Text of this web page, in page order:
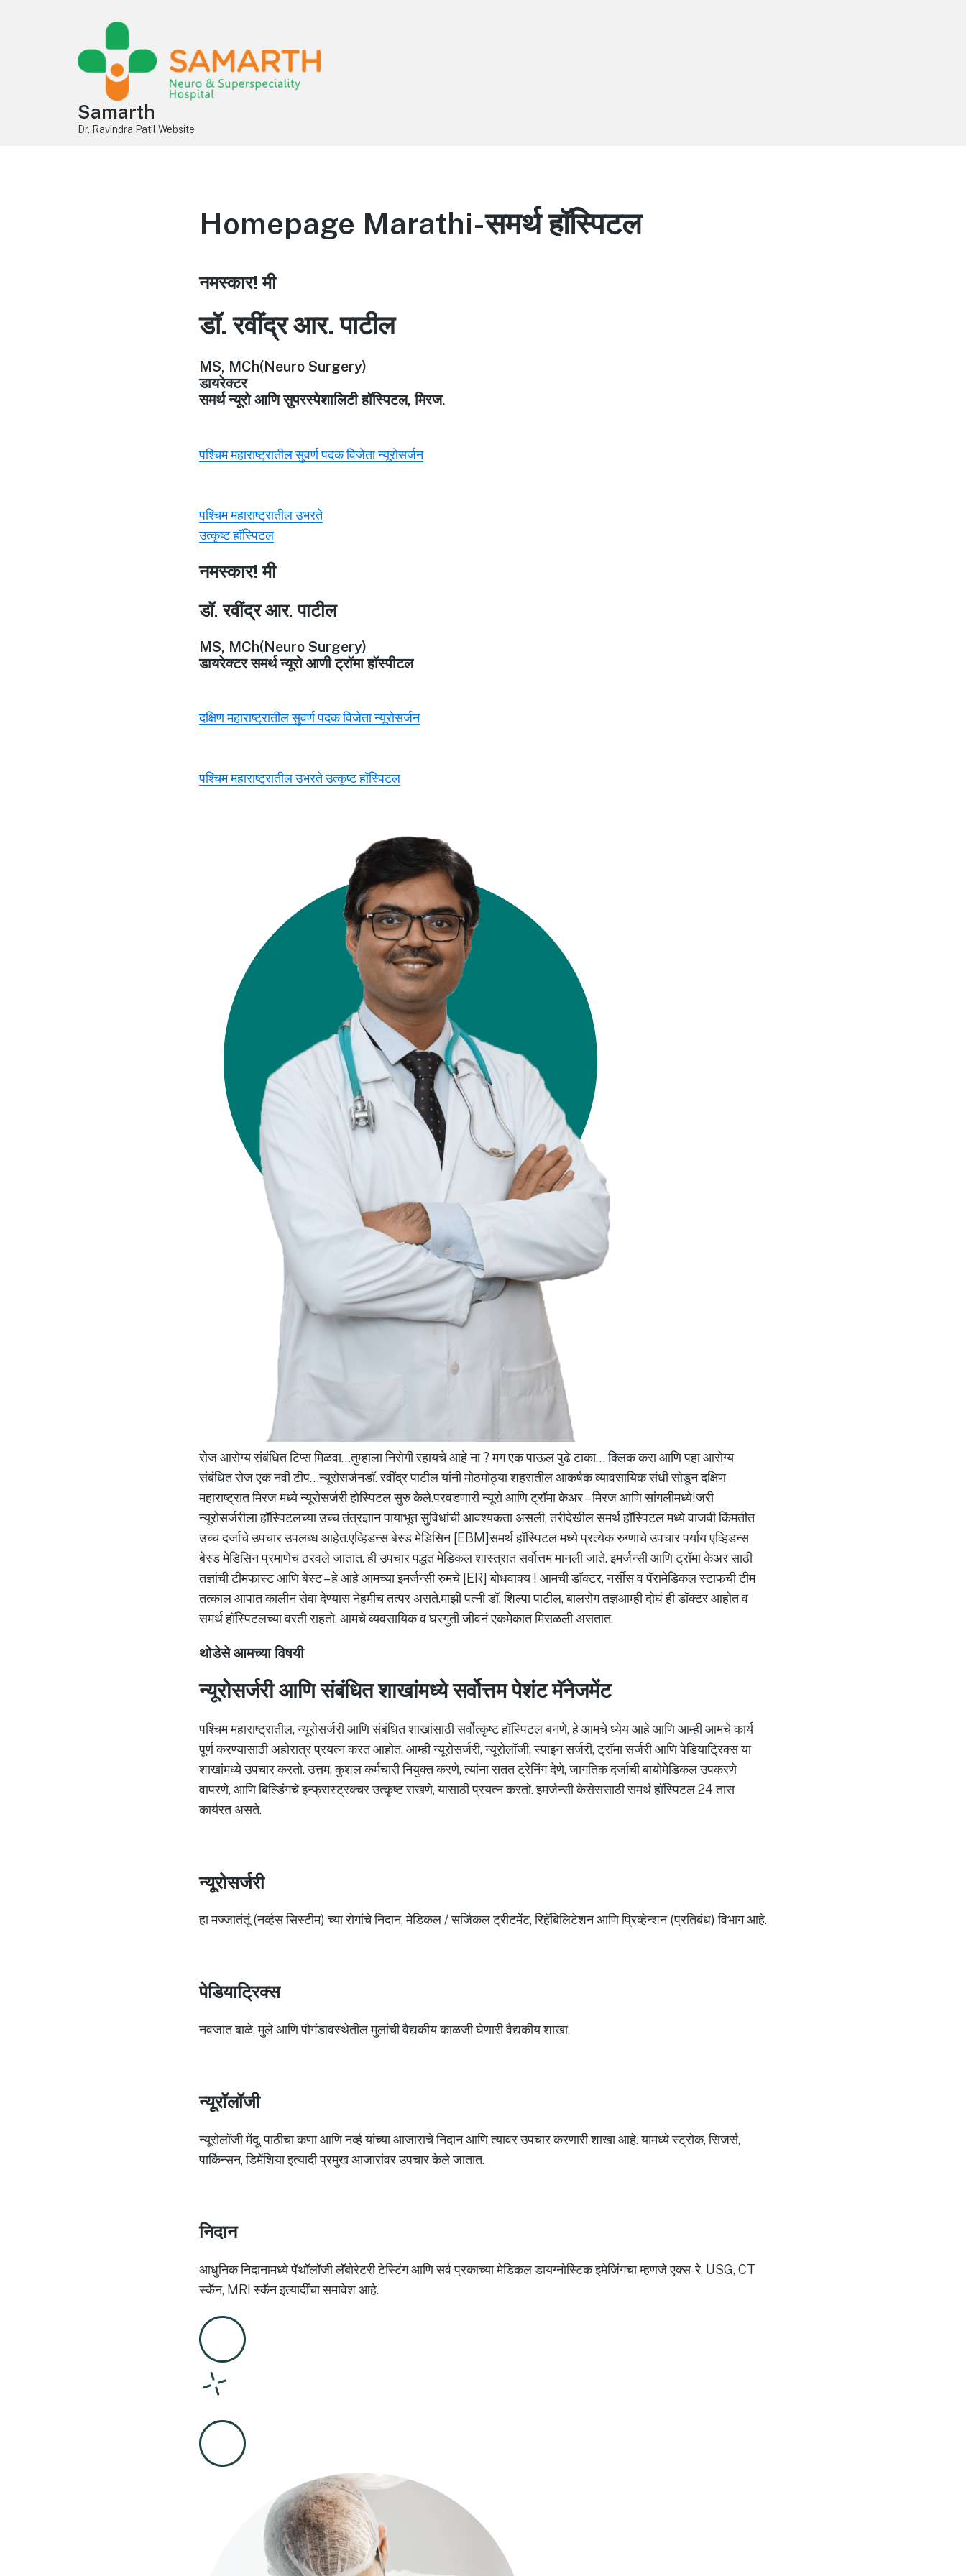
Samarth
Dr. Ravindra Patil Website
Homepage Marathi-समर्थ हॉस्पिटल
नमस्कार! मी
डॉ. रवींद्र आर. पाटील
MS, MCh(Neuro Surgery)
डायरेक्टर
समर्थ न्यूरो आणि सुपरस्पेशालिटी हॉस्पिटल, मिरज.
पश्चिम महाराष्ट्रातील सुवर्ण पदक विजेता न्यूरोसर्जन
पश्चिम महाराष्ट्रातील उभरते
उत्कृष्ट हॉस्पिटल
नमस्कार! मी
डॉ. रवींद्र आर. पाटील
MS, MCh(Neuro Surgery)
डायरेक्टर समर्थ न्यूरो आणी ट्रॉमा हॉस्पीटल
दक्षिण महाराष्ट्रातील सुवर्ण पदक विजेता न्यूरोसर्जन
पश्चिम महाराष्ट्रातील उभरते उत्कृष्ट हॉस्पिटल
रोज आरोग्य संबंधित टिप्स मिळवा…तुम्हाला निरोगी रहायचे आहे ना ? मग एक पाऊल पुढे टाका… क्लिक करा आणि पहा आरोग्य
संबंधित रोज एक नवी टीप…न्यूरोसर्जनडॉ. रवींद्र पाटील यांनी मोठमोठ्या शहरातील आकर्षक व्यावसायिक संधी सोडून दक्षिण
महाराष्ट्रात मिरज मध्ये न्यूरोसर्जरी होस्पिटल सुरु केले.परवडणारी न्यूरो आणि ट्रॉमा केअर – मिरज आणि सांगलीमध्ये!जरी
न्यूरोसर्जरीला हॉस्पिटलच्या उच्च तंत्रज्ञान पायाभूत सुविधांची आवश्यकता असली, तरीदेखील समर्थ हॉस्पिटल मध्ये वाजवी किंमतीत
उच्च दर्जाचे उपचार उपलब्ध आहेत.एव्हिडन्स बेस्ड मेडिसिन [EBM]समर्थ हॉस्पिटल मध्ये प्रत्येक रुग्णाचे उपचार पर्याय एव्हिडन्स
बेस्ड मेडिसिन प्रमाणेच ठरवले जातात. ही उपचार पद्धत मेडिकल शास्त्रात सर्वोत्तम मानली जाते. इमर्जन्सी आणि ट्रॉमा केअर साठी
तज्ञांची टीमफास्ट आणि बेस्ट – हे आहे आमच्या इमर्जन्सी रुमचे [ER] बोधवाक्य ! आमची डॉक्टर, नर्सीस व पॅरामेडिकल स्टाफची टीम
तत्काल आपात कालीन सेवा देण्यास नेहमीच तत्पर असते.माझी पत्नी डॉ. शिल्पा पाटील, बालरोग तज्ञआम्ही दोघं ही डॉक्टर आहोत व
समर्थ हॉस्पिटलच्या वरती राहतो. आमचे व्यवसायिक व घरगुती जीवनं एकमेकात मिसळली असतात.
थोडेसे आमच्या विषयी
न्यूरोसर्जरी आणि संबंधित शाखांमध्ये सर्वोत्तम पेशंट मॅनेजमेंट
पश्चिम महाराष्ट्रातील, न्यूरोसर्जरी आणि संबंधित शाखांसाठी सर्वोत्कृष्ट हॉस्पिटल बनणे, हे आमचे ध्येय आहे आणि आम्ही आमचे कार्य
पूर्ण करण्यासाठी अहोरात्र प्रयत्न करत आहोत. आम्ही न्यूरोसर्जरी, न्यूरोलॉजी, स्पाइन सर्जरी, ट्रॉमा सर्जरी आणि पेडियाट्रिक्स या
शाखांमध्ये उपचार करतो. उत्तम, कुशल कर्मचारी नियुक्त करणे, त्यांना सतत ट्रेनिंग देणे, जागतिक दर्जाची बायोमेडिकल उपकरणे
वापरणे, आणि बिल्डिंगचे इन्फ्रास्ट्रक्चर उत्कृष्ट राखणे, यासाठी प्रयत्न करतो. इमर्जन्सी केसेससाठी समर्थ हॉस्पिटल 24 तास
कार्यरत असते.
न्यूरोसर्जरी
हा मज्जातंतूं (नर्व्हस सिस्टीम) च्या रोगांचे निदान, मेडिकल / सर्जिकल ट्रीटमेंट, रिहॅबिलिटेशन आणि प्रिव्हेन्शन (प्रतिबंध) विभाग आहे.
पेडियाट्रिक्स
नवजात बाळे, मुले आणि पौगंडावस्थेतील मुलांची वैद्यकीय काळजी घेणारी वैद्यकीय शाखा.
न्यूरॉलॉजी
न्यूरोलॉजी मेंदू, पाठीचा कणा आणि नर्व्ह यांच्या आजाराचे निदान आणि त्यावर उपचार करणारी शाखा आहे. यामध्ये स्ट्रोक, सिजर्स,
पार्किन्सन, डिमेंशिया इत्यादी प्रमुख आजारांवर उपचार केले जातात.
निदान
आधुनिक निदानामध्ये पॅथॉलॉजी लॅबोरेटरी टेस्टिंग आणि सर्व प्रकाच्या मेडिकल डायग्नोस्टिक इमेजिंगचा म्हणजे एक्स-रे, USG, CT
स्कॅन, MRI स्कॅन इत्यादींचा समावेश आहे.